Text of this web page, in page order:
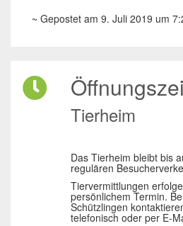
~ Gepostet am 9. Juli 2019 um
Tierheim
Das Tierheim bleibt bis
regulären
Tiervermittlungen
persönlichem Termin.
Schützlingen
telefonisch oder per E-